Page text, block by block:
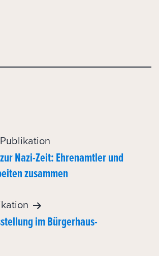
Nazi-Zeit: Ehrenamtler und
zusammen
im Bürgerhaus-